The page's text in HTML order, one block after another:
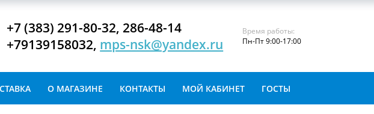
+7 (383) 291-80-32, 286-48-14
+79139158032, mps-nsk@yandex.ru
Время работы:
Пн-Пт 9:00-17:00
О МАГАЗИНЕ КОНТАКТЫ МОЙ КАБИНЕТ ГОСТЫ